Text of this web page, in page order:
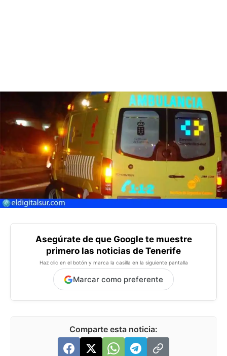
Asegúrate de que Google te muestre
primero las noticias de Tenerife
Haz clic en el botón y marca la casilla en la siguiente pantalla
Marcar como preferente
Comparte esta noticia: